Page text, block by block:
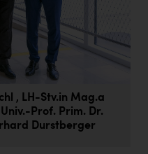
, LH-Stv.in Mag.a
Prof. Prim. Dr.
Durstberger